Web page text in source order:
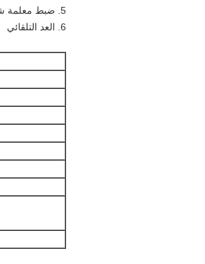
5. ضبط معلمة شاشة اللمس
6. العد التلقائي